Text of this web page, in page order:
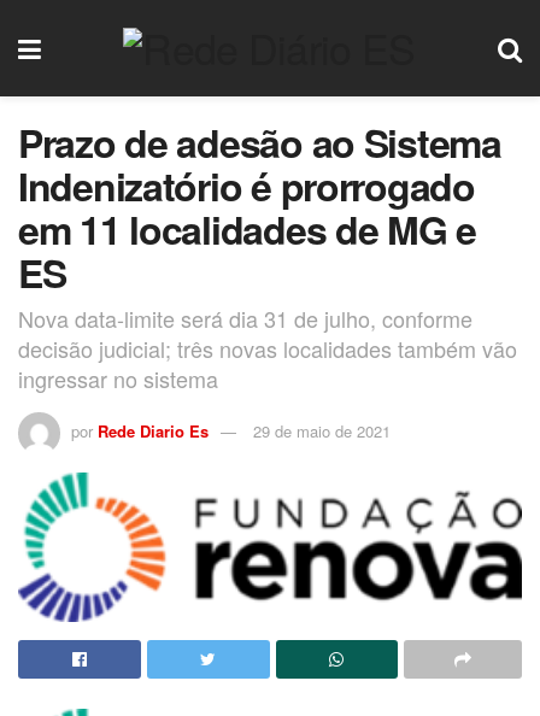
Prazo de adesão ao Sistema
Indenizatório é prorrogado
em 11 localidades de MG e
ES
Nova data-limite será dia 31 de julho, conforme
decisão judicial; três novas localidades também vão
ingressar no sistema
por Rede Diario Es 29 de maio de 2021